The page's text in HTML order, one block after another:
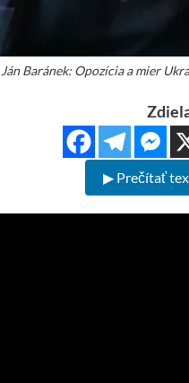
Ján Baránek: Opozícia a mier
▶ Prečítať